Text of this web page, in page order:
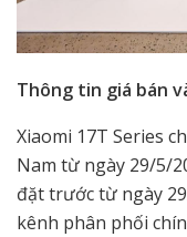
Thông tin giá bán
Xiaomi 17T Series
Nam từ ngày 29/5/
đặt trước từ ngày
kênh phân phối